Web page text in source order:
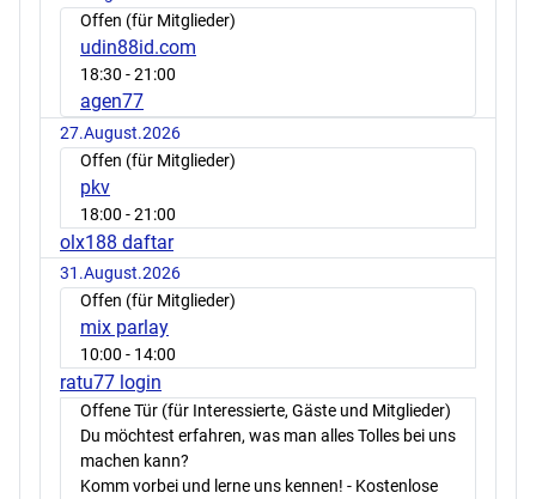
Offen (für Mitglieder)
udin88id.com
18:30 - 21:00
agen77
27.August.2026
Offen (für Mitglieder)
pkv
18:00 - 21:00
olx188 daftar
31.August.2026
Offen (für Mitglieder)
mix parlay
10:00 - 14:00
ratu77 login
Offene Tür (für Interessierte, Gäste und Mitglieder)
Du möchtest erfahren, was man alles Tolles bei uns
machen kann?
Komm vorbei und lerne uns kennen! - Kostenlose